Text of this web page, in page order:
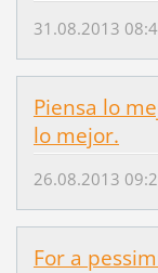
31.08.2013
Piensa lo
lo mejor.
26.08.2013
For a